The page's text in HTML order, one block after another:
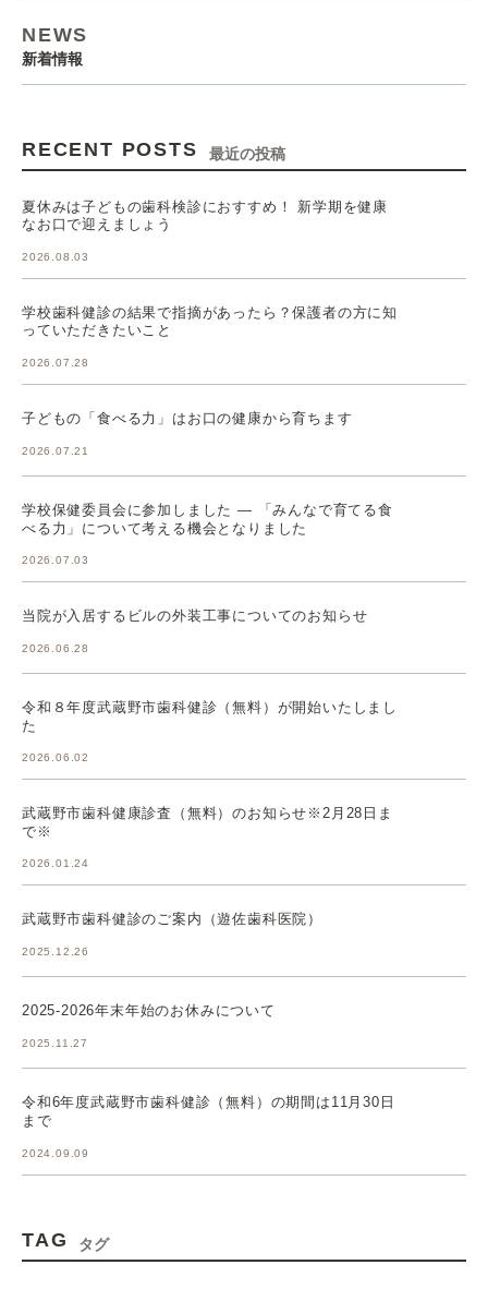
NEWS
新着情報
RECENT POSTS 最近の投稿
夏休みは子どもの歯科検診におすすめ！ 新学期を健康
なお口で迎えましょう
2026.08.03
学校歯科健診の結果で指摘があったら？保護者の方に知
っていただきたいこと
2026.07.28
子どもの「食べる力」はお口の健康から育ちます
2026.07.21
学校保健委員会に参加しました ― 「みんなで育てる食
べる力」について考える機会となりました
2026.07.03
当院が入居するビルの外装工事についてのお知らせ
2026.06.28
令和８年度武蔵野市歯科健診（無料）が開始いたしまし
た
2026.06.02
武蔵野市歯科健康診査（無料）のお知らせ※2月28日ま
で※
2026.01.24
武蔵野市歯科健診のご案内（遊佐歯科医院）
2025.12.26
2025-2026年末年始のお休みについて
2025.11.27
令和6年度武蔵野市歯科健診（無料）の期間は11月30日
まで
2024.09.09
TAG タグ